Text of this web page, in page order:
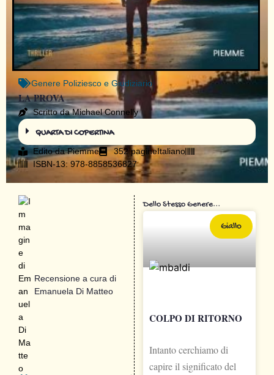
Genere Poliziesco e Giudiziario
LA PROVA
Scritto da Michael Connelly
QUARTA DI COPERTINA
Edito daPiemme 352 pagineItaliano
ISBN-13: 978-8858536827
Recensione a cura di
Emanuela Di Matteo
Dello Stesso Genere...
Giallo
COLPO DI RITORNO
Intanto cerchiamo di
capire il significato del